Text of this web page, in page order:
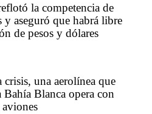
la competencia de
y aseguró que habrá libre
de pesos y dólares
crisis, una aerolínea que
Bahía Blanca opera con